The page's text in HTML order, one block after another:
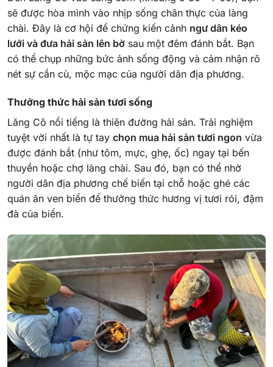
sẽ được hòa mình vào nhịp sống chân thực của làng
chài. Đây là cơ hội để chứng kiến cảnh ngư dân kéo
lưới và đưa hải sản lên bờ sau một đêm đánh bắt. Bạn
có thể chụp những bức ảnh sống động và cảm nhận rõ
nét sự cần cù, mộc mạc của người dân địa phương.
Thưởng thức hải sản tươi sống
Lăng Cô nổi tiếng là thiên đường hải sản. Trải nghiệm
tuyệt vời nhất là tự tay chọn mua hải sản tươi ngon vừa
được đánh bắt (như tôm, mực, ghẹ, ốc) ngay tại bến
thuyền hoặc chợ làng chài. Sau đó, bạn có thể nhờ
người dân địa phương chế biến tại chỗ hoặc ghé các
quán ăn ven biển để thưởng thức hương vị tươi rói, đậm
đà của biển.